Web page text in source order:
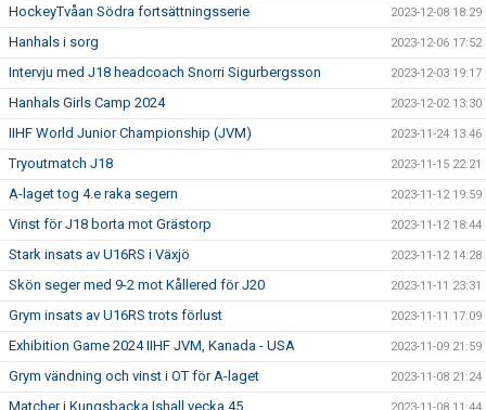
HockeyTvåan Södra fortsättningsserie 2023-12-08 18:29
Hanhals i sorg 2023-12-06 17:52
Intervju med J18 headcoach Snorri Sigurbergsson 2023-12-03 19:17
Hanhals Girls Camp 2024 2023-12-02 13:30
IIHF World Junior Championship (JVM) 2023-11-24 13:46
Tryoutmatch J18 2023-11-15 22:21
A-laget tog 4.e raka segern 2023-11-12 19:59
Vinst för J18 borta mot Grästorp 2023-11-12 18:44
Stark insats av U16RS i Växjö 2023-11-12 14:28
Skön seger med 9-2 mot Kållered för J20 2023-11-11 23:31
Grym insats av U16RS trots förlust 2023-11-11 17:09
Exhibition Game 2024 IIHF JVM, Kanada - USA 2023-11-09 21:59
Grym vändning och vinst i OT för A-laget 2023-11-08 21:24
Matcher i Kungsbacka Ishall vecka 45